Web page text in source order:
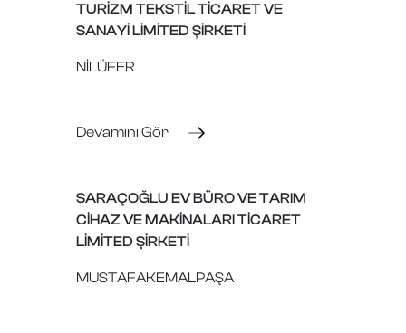
TURİZM TEKSTİL TİCARET VE
SANAYİ LİMİTED ŞİRKETİ
NİLÜFER
Devamını Gör
SARAÇOĞLU EV BÜRO VE TARIM
CİHAZ VE MAKİNALARI TİCARET
LİMİTED ŞİRKETİ
MUSTAFAKEMALPAŞA